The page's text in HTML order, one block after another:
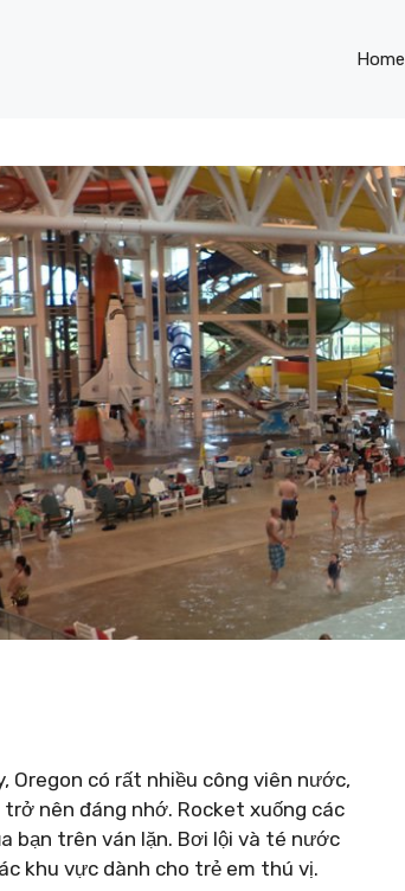
Home
Oregon có rất nhiều công viên nước,
nên đáng nhớ. Rocket xuống các
bạn trên ván lặn. Bơi lội và té nước
khu vực dành cho trẻ em thú vị.